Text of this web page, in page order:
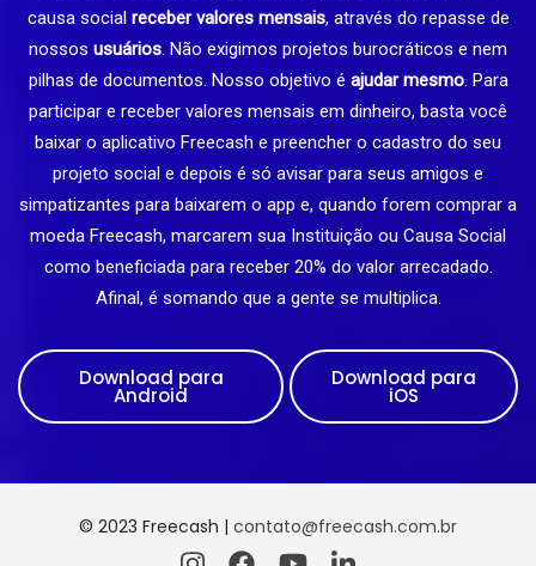
causa social receber valores mensais, através do repasse de
nossos usuários. Não exigimos projetos burocráticos e nem
pilhas de documentos. Nosso objetivo é ajudar mesmo. Para
participar e receber valores mensais em dinheiro, basta você
baixar o aplicativo Freecash e preencher o cadastro do seu
projeto social e depois é só avisar para seus amigos e
simpatizantes para baixarem o app e, quando forem comprar a
moeda Freecash, marcarem sua Instituição ou Causa Social
como beneficiada para receber 20% do valor arrecadado.
Afinal, é somando que a gente se multiplica.
Download para
Android
Download para
iOS
© 2023 Freecash | contato@freecash.com.br